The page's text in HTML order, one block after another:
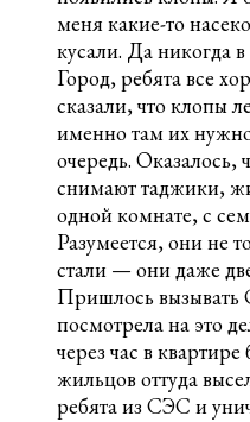
меня какие-то
кусали. Да никогда
Город, ребята все
сказали, что клопы
именно там их
очередь. Оказалось,
снимают таджики,
одной комнате, с
Разумеется, они не
стали — они даже
Пришлось вызывать
посмотрела на это
через час в
жильцов оттуда
ребята из СЭС и